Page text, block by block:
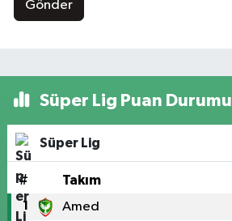
Gönder
Süper Lig Puan Durumu
Süper Lig
# Takım
1 Amed